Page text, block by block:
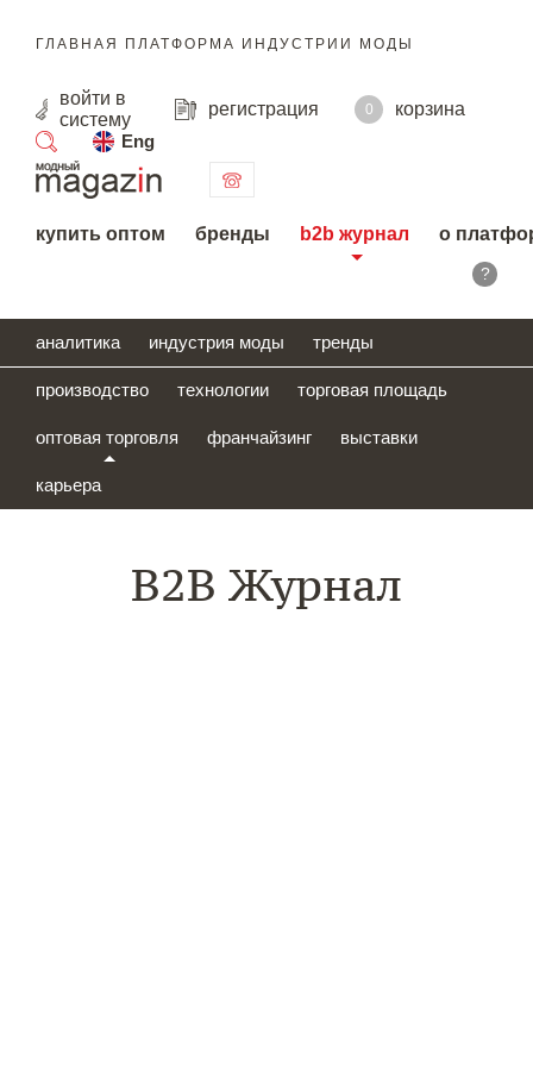
ГЛАВНАЯ ПЛАТФОРМА ИНДУСТРИИ МОДЫ
войти в
систему
регистрация 0
корзина
Eng
поиск
купить оптом бренды b2b журнал о
?
аналитика индустрия моды тренды
производство технологии торговая площадь
оптовая торговля франчайзинг выставки
карьера
B2B Журнал